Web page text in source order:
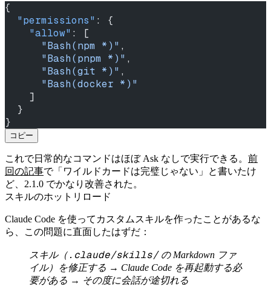
{
  "permissions"
: {
    "allow"
: [
      "Bash(npm *)"
,
      "Bash(pnpm *)"
,
      "Bash(git *)"
,
      "Bash(docker *)"
    ]
  }
}
コピー
これで日常的なコマンドはほぼ Ask なしで実行できる。 前
回の記事で「ワイルドカードは完璧じゃない」と書いたけ
ど、2.1.0 でかなり改善された。
スキルのホットリロード
Claude Code を使ってカスタムスキルを作ったことがあるな
ら、この問題に直面したはずだ：
スキル（ .claude/skills/の Markdown ファ
イル）を修正する → Claude Code を再起動する必
要がある → その度に会話が途切れる